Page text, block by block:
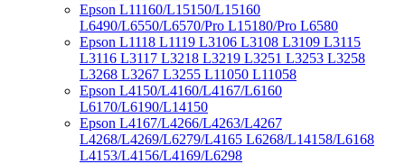
Epson L11160/L15150/L15160
L6490/L6550/L6570/Pro L15180/Pro L6580
Epson L1118 L1119 L3106 L3108 L3109 L3115
L3116 L3117 L3218 L3219 L3251 L3253 L3258
L3268 L3267 L3255 L11050 L11058
Epson L4150/L4160/L4167/L6160
L6170/L6190/L14150
Epson L4167/L4266/L4263/L4267
L4268/L4269/L6279/L4165 L6268/L14158/L6168
L4153/L4156/L4169/L6298